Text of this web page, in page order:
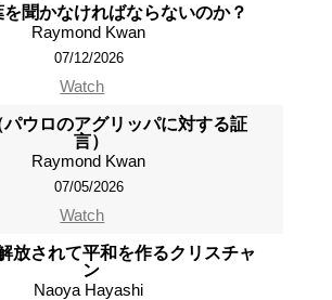
聞かなければならないのか？
Raymond Kwan
07/12/2026
Watch
パウロのアグリッパに対する証
言）
Raymond Kwan
07/05/2026
Watch
放されて平和を作るクリスチャ
ン
Naoya Hayashi